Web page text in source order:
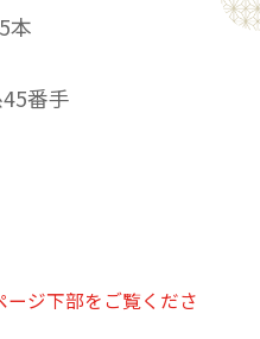
本
番手
ジ下部をご覧くださ